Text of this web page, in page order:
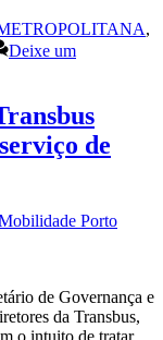
,
Deixe um
de
Porto
de Governança e
da Transbus,